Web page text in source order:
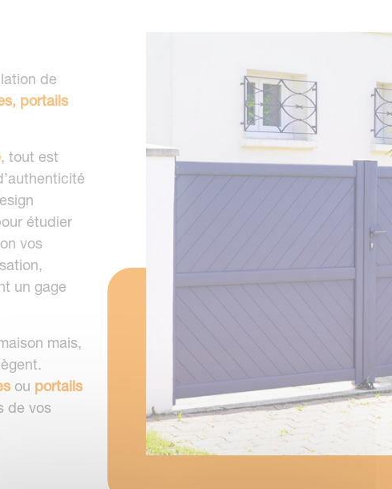
de
portails
, tout est
étudier
vos
un gage
mais,
ou portails
de vos